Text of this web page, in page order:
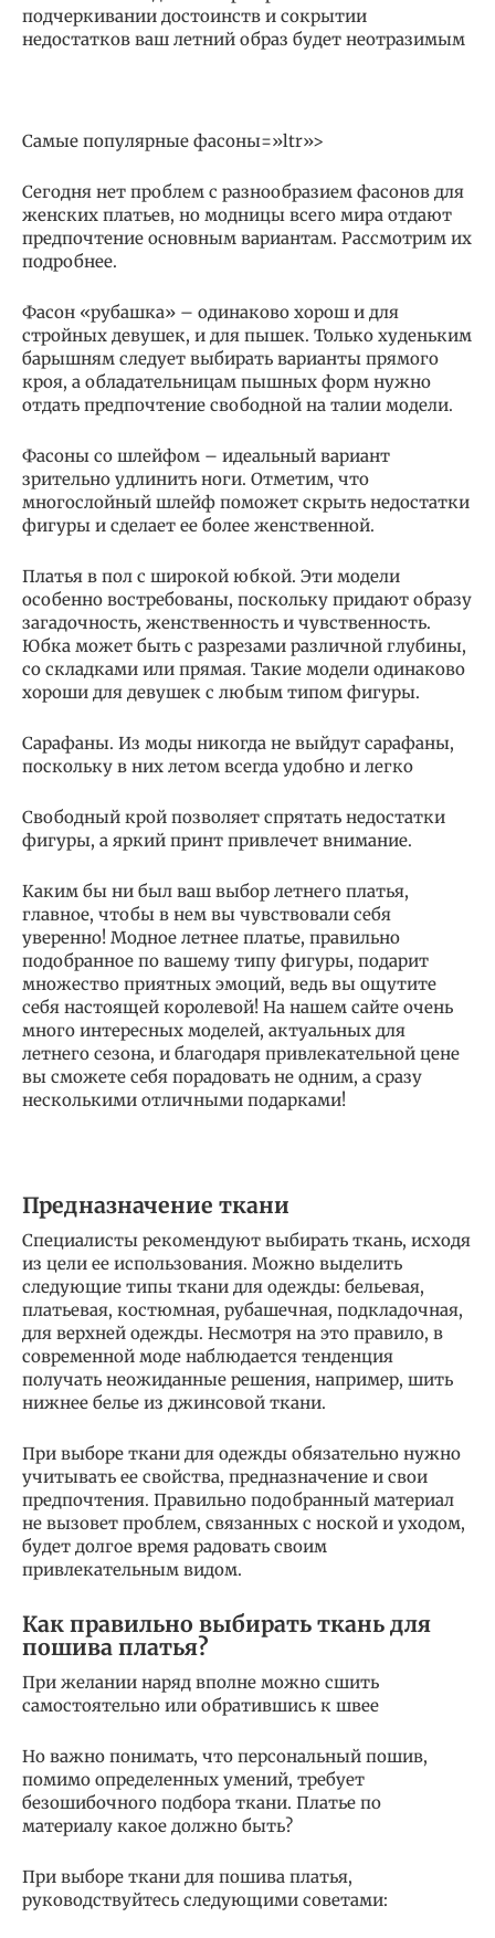
подчеркивании достоинств и сокрытии
недостатков ваш летний образ будет неотразимым
Самые популярные фасоны=»ltr»>
Сегодня нет проблем с разнообразием фасонов для
женских платьев, но модницы всего мира отдают
предпочтение основным вариантам. Рассмотрим их
подробнее.
Фасон «рубашка» – одинаково хорош и для
стройных девушек, и для пышек. Только худеньким
барышням следует выбирать варианты прямого
кроя, а обладательницам пышных форм нужно
отдать предпочтение свободной на талии модели.
Фасоны со шлейфом – идеальный вариант
зрительно удлинить ноги. Отметим, что
многослойный шлейф поможет скрыть недостатки
фигуры и сделает ее более женственной.
Платья в пол с широкой юбкой. Эти модели
особенно востребованы, поскольку придают образу
загадочность, женственность и чувственность.
Юбка может быть с разрезами различной глубины,
со складками или прямая. Такие модели одинаково
хороши для девушек с любым типом фигуры.
Сарафаны. Из моды никогда не выйдут сарафаны,
поскольку в них летом всегда удобно и легко
Свободный крой позволяет спрятать недостатки
фигуры, а яркий принт привлечет внимание.
Каким бы ни был ваш выбор летнего платья,
главное, чтобы в нем вы чувствовали себя
уверенно! Модное летнее платье, правильно
подобранное по вашему типу фигуры, подарит
множество приятных эмоций, ведь вы ощутите
себя настоящей королевой! На нашем сайте очень
много интересных моделей, актуальных для
летнего сезона, и благодаря привлекательной цене
вы сможете себя порадовать не одним, а сразу
несколькими отличными подарками!
Предназначение ткани
Специалисты рекомендуют выбирать ткань, исходя
из цели ее использования. Можно выделить
следующие типы ткани для одежды: бельевая,
платьевая, костюмная, рубашечная, подкладочная,
для верхней одежды. Несмотря на это правило, в
современной моде наблюдается тенденция
получать неожиданные решения, например, шить
нижнее белье из джинсовой ткани.
При выборе ткани для одежды обязательно нужно
учитывать ее свойства, предназначение и свои
предпочтения. Правильно подобранный материал
не вызовет проблем, связанных с ноской и уходом,
будет долгое время радовать своим
привлекательным видом.
Как правильно выбирать ткань для
пошива платья?
При желании наряд вполне можно сшить
самостоятельно или обратившись к швее
Но важно понимать, что персональный пошив,
помимо определенных умений, требует
безошибочного подбора ткани. Платье по
материалу какое должно быть?
При выборе ткани для пошива платья,
руководствуйтесь следующими советами: